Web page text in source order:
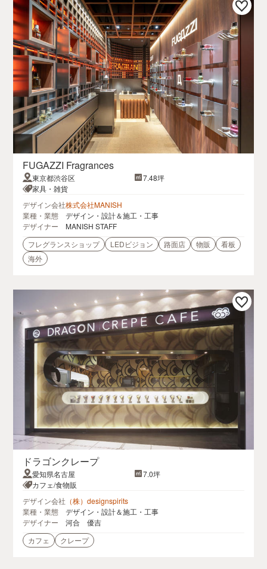
FUGAZZI Fragrances
東京都渋谷区
7.48坪
家具・雑貨
デザイン会社株式会社MANISH
業種・業態
デザイン・設計＆施工・工事
デザイナー
MANISH STAFF
フレグランスショップ
LEDビジョン 路面店 物販
看板
海外
ドラゴンクレープ
愛知県名古屋
7.0坪
カフェ/食物販
デザイン会社 （株）designspirits
業種・業態
デザイン・設計＆施工・工事
デザイナー
河合 優吉
カフェ
クレープ